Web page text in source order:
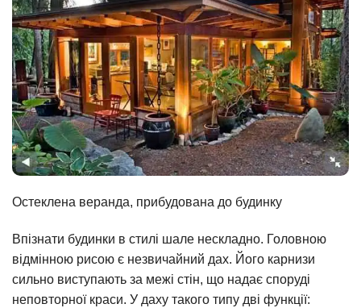
Остеклена веранда, прибудована до будинку
Впізнати будинки в стилі шале нескладно. Головною
відмінною рисою є незвичайний дах. Його карнизи
сильно виступають за межі стін, що надає споруді
неповторної краси. У даху такого типу дві функції: